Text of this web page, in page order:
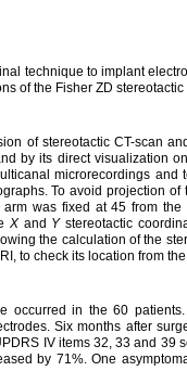
technique to implant
of the Fisher ZD stereotactic
of stereotactic CT-scan
by its direct visualization
microrecordings and
To avoid projection
was fixed at 45 from
Xand Ystereotactic
the calculation of the
to check its location from
occurred in the 60
Six months after
IV items 32, 33 and 39
by 71%. One